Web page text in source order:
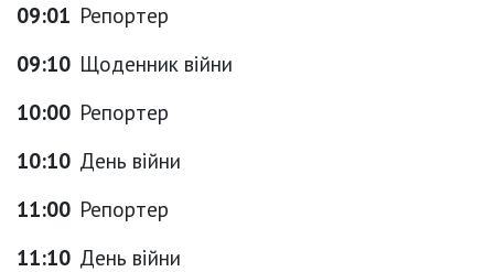
09:01 Репортер
09:10 Щоденник війни
10:00 Репортер
10:10 День війни
11:00 Репортер
11:10 День війни